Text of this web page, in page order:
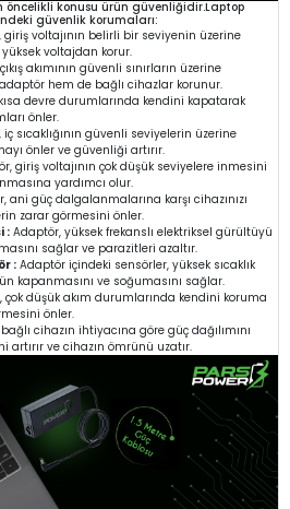
öncelikli konusu ürün güvenliğidir.Laptop
güvenlik korumaları:
giriş voltajının belirli bir seviyenin üzerine
yüksek voltajdan korur.
akımının güvenli sınırların üzerine
hem de bağlı cihazlar korunur.
devre durumlarında kendini kapatarak
önler.
sıcaklığının güvenli seviyelerin üzerine
önler ve güvenliği artırır.
giriş voltajının çok düşük seviyelere inmesini
yardımcı olur.
ani güç dalgalanmalarına karşı cihazınızı
zarar görmesini önler.
: Adaptör, yüksek frekanslı elektriksel gürültüyü
sağlar ve parazitleri azaltır.
: Adaptör içindeki sensörler, yüksek sıcaklık
kapanmasını ve soğumasını sağlar.
çok düşük akım durumlarında kendini koruma
önler.
cihazın ihtiyacına göre güç dağılımını
ve cihazın ömrünü uzatır.